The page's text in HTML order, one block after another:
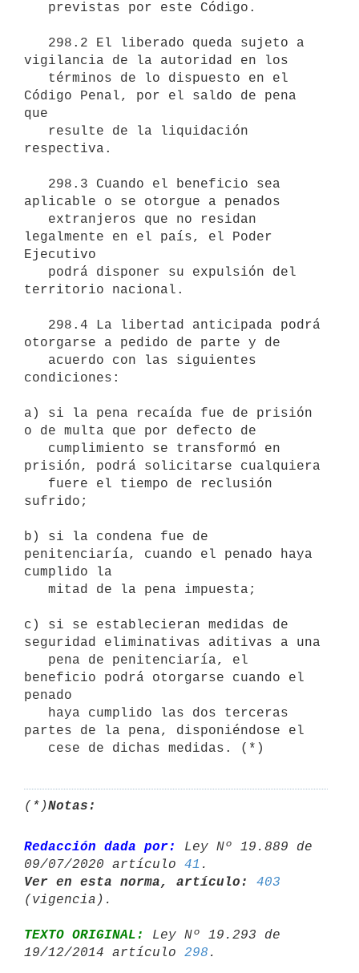
vigilancia de la autoridad en los
Código Penal, por el saldo de pena
que
respectiva.
aplicable o se otorgue a penados
legalmente en el país, el Poder
Ejecutivo
territorio nacional.
otorgarse a pedido de parte y de
condiciones:
a) si la pena recaída fue de prisión
o de multa que por defecto de
prisión, podrá solicitarse cualquiera
sufrido;
b) si la condena fue de
penitenciaría, cuando el penado haya
cumplido la
c) si se establecieran medidas de
seguridad eliminativas aditivas a una
beneficio podrá otorgarse cuando el
penado
partes de la pena, disponiéndose el
   cese de dichas medidas. (*)
(*)Notas:
Redacción dada por:
Ley Nº 19.889 de
09/07/2020 artículo 41
Ver en esta norma, artículo:
403
TEXTO ORIGINAL:
Ley Nº 19.293 de
19/12/2014 artículo 298